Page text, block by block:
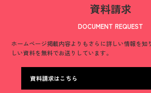
資料請求
DOCUMENT REQUEST
ホームページ掲載内容よりもさらに詳しい情報を知
しい資料を無料でお送りしています。
資料請求はこちら